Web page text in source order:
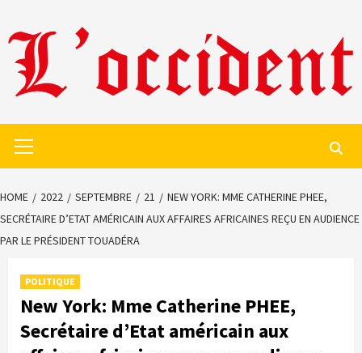
to
content
Menu
HOME 2022 SEPTEMBRE 21
NEW YORK: MME CATHERINE PHEE,
SECRÉTAIRE D’ETAT AMÉRICAIN AUX AFFAIRES AFRICAINES REÇU EN AUDIENCE
PAR LE PRÉSIDENT TOUADÉRA
POLITIQUE
New York: Mme Catherine PHEE,
Secrétaire d’Etat américain aux